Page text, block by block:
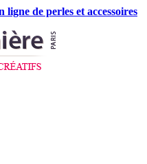
de perles et accessoires